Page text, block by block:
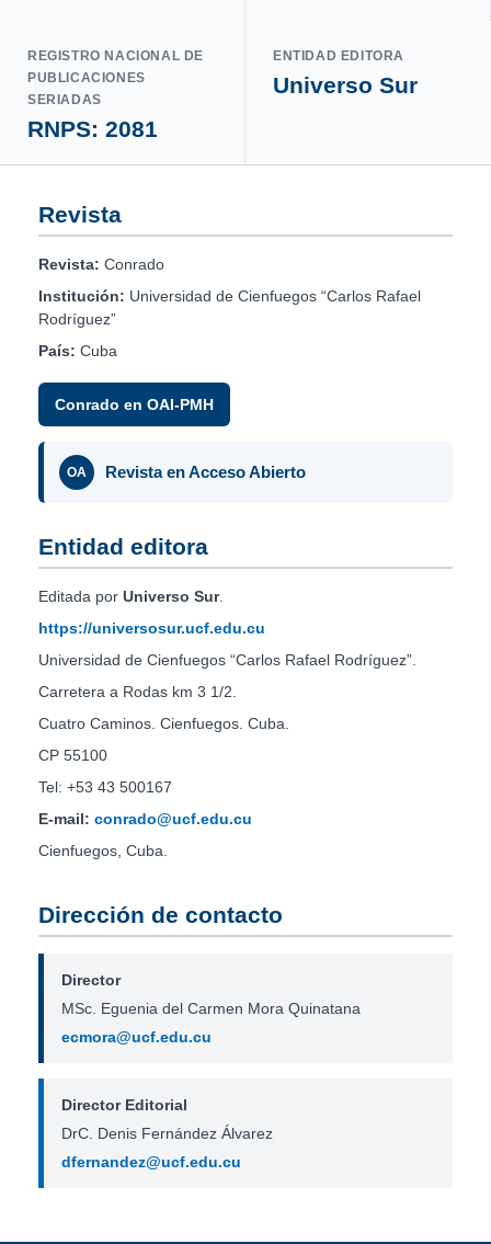
REGISTRO NACIONAL DE
PUBLICACIONES
SERIADAS
RNPS: 2081
ENTIDAD EDITORA
Universo Sur
Revista
Revista: Conrado
Institución: Universidad de Cienfuegos “Carlos Rafael
Rodríguez”
País: Cuba
Conrado en OAI-PMH
OA Revista en Acceso Abierto
Entidad editora
Editada por Universo Sur.
https://universosur.ucf.edu.cu
Universidad de Cienfuegos “Carlos Rafael Rodríguez”.
Carretera a Rodas km 3 1/2.
Cuatro Caminos. Cienfuegos. Cuba.
CP 55100
Tel: +53 43 500167
E-mail: conrado@ucf.edu.cu
Cienfuegos, Cuba.
Dirección de contacto
Director
MSc. Eguenia del Carmen Mora Quinatana
ecmora@ucf.edu.cu
Director Editorial
DrC. Denis Fernández Álvarez
dfernandez@ucf.edu.cu